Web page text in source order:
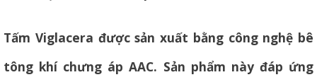
Tấm Viglacera được sản xuất bằng công nghệ bê
tông khí chưng áp AAC. Sản phẩm này đáp ứng